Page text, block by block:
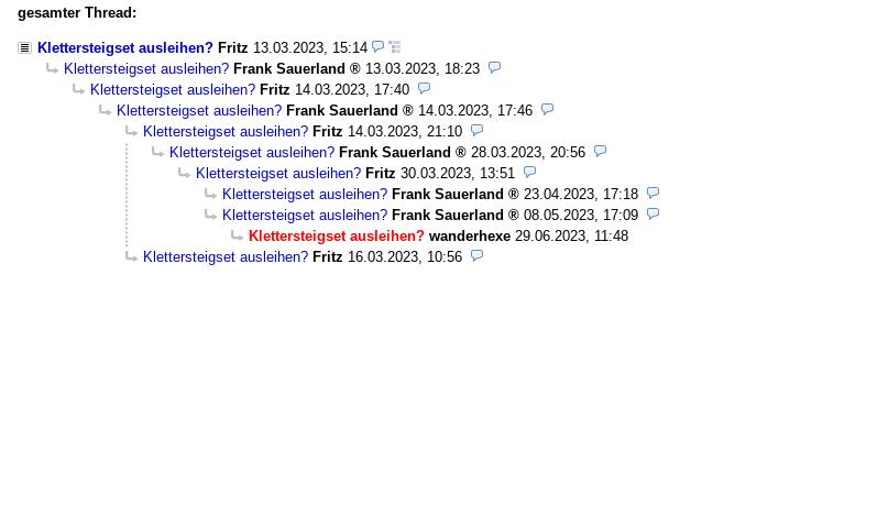
gesamter Thread:
Klettersteigset ausleihen? Fritz 13.03.2023, 15:14
Klettersteigset ausleihen? Frank Sauerland
13.03.2023, 18:23
Klettersteigset ausleihen? Fritz 14.03.2023, 17:40
Klettersteigset ausleihen? Frank Sauerland
14.03.2023, 17:46
Klettersteigset ausleihen? Fritz 14.03.2023, 21:10
Klettersteigset ausleihen? Frank Sauerland
28.03.2023, 20:56
Klettersteigset ausleihen? Fritz 30.03.2023, 13:51
Klettersteigset ausleihen? Frank Sauerland
23.04.2023, 17:18
Klettersteigset ausleihen? Frank Sauerland
08.05.2023, 17:09
Klettersteigset ausleihen? wanderhexe 29.06.2023, 11:48
Klettersteigset ausleihen? Fritz 16.03.2023, 10:56